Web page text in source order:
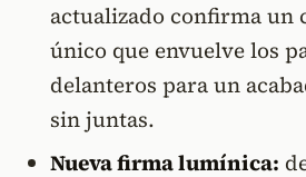
actualizado confirma un
único que envuelve los
delanteros para un
sin juntas.
Nueva firma lumínica: